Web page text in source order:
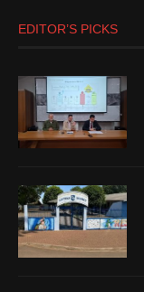
EDITOR’S PICKS